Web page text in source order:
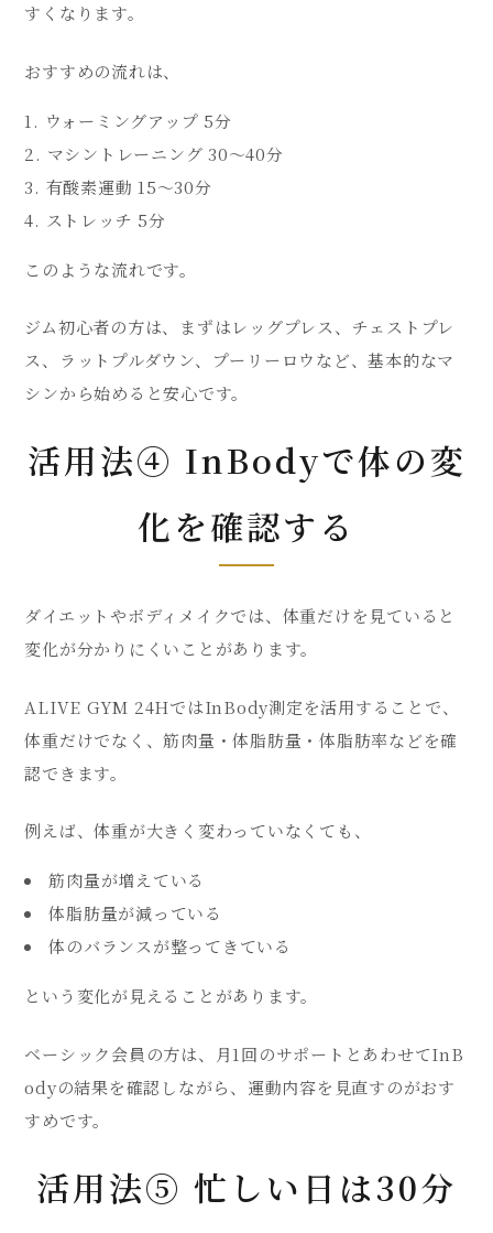
すくなります。
おすすめの流れは、
ウォーミングアップ 5分
マシントレーニング 30〜40分
有酸素運動 15〜30分
ストレッチ 5分
このような流れです。
ジム初心者の方は、まずはレッグプレス、チェストプレ
ス、ラットプルダウン、プーリーロウなど、基本的なマ
シンから始めると安心です。
活用法④ InBodyで体の変
化を確認する
ダイエットやボディメイクでは、体重だけを見ていると
変化が分かりにくいことがあります。
ALIVE GYM 24HではInBody測定を活用することで、
体重だけでなく、筋肉量・体脂肪量・体脂肪率などを確
認できます。
例えば、体重が大きく変わっていなくても、
筋肉量が増えている
体脂肪量が減っている
体のバランスが整ってきている
という変化が見えることがあります。
ベーシック会員の方は、月1回のサポートとあわせてInB
odyの結果を確認しながら、運動内容を見直すのがおす
すめです。
活用法⑤ 忙しい日は30分